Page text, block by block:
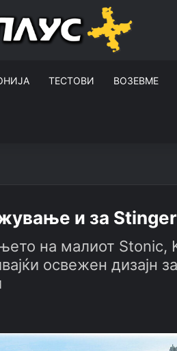
ТЕСТОВИ ВОЗЕВМЕ
и за Stinger
на малиот Stonic,
освежен дизајн